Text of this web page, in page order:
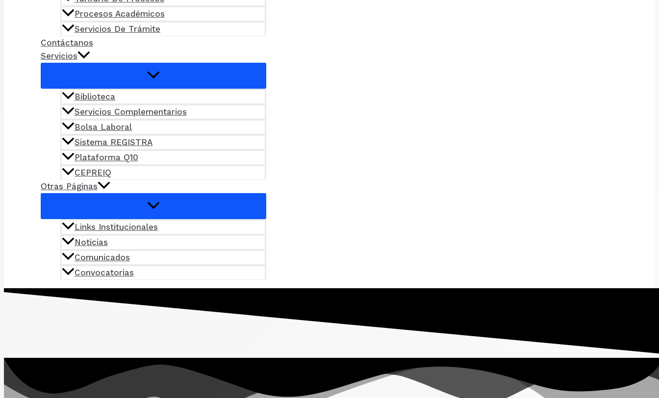
Procesos Académicos
Servicios De Trámite
Contáctanos
Servicios
Biblioteca
Servicios Complementarios
Bolsa Laboral
Sistema REGISTRA
Plataforma Q10
CEPREIQ
Otras Páginas
Links Institucionales
Noticias
Comunicados
Convocatorias